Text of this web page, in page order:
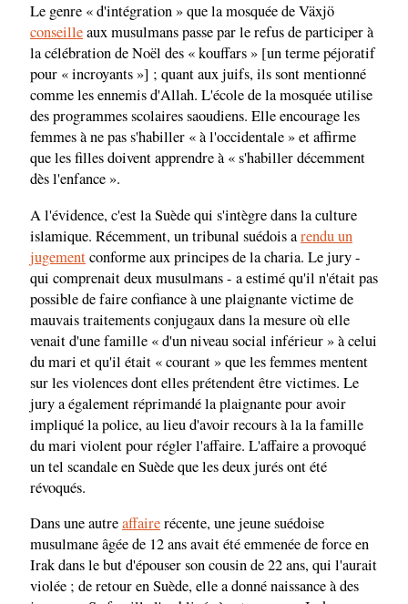
Le genre « d'intégration » que la mosquée de Växjö
conseilleaux musulmans passe par le refus de participer à
la célébration de Noël des « kouffars » [un terme péjoratif
pour « incroyants »] ; quant aux juifs, ils sont mentionné
comme les ennemis d'Allah. L'école de la mosquée utilise
des programmes scolaires saoudiens. Elle encourage les
femmes à ne pas s'habiller « à l'occidentale » et affirme
que les filles doivent apprendre à « s'habiller décemment
dès l'enfance ».
A l'évidence, c'est la Suède qui s'intègre dans la culture
islamique. Récemment, un tribunal suédois arendu un
jugementconforme aux principes de la charia. Le jury -
qui comprenait deux musulmans - a estimé qu'il n'était pas
possible de faire confiance à une plaignante victime de
mauvais traitements conjugaux dans la mesure où elle
venait d'une famille « d'un niveau social inférieur » à celui
du mari et qu'il était « courant » que les femmes mentent
sur les violences dont elles prétendent être victimes. Le
jury a également réprimandé la plaignante pour avoir
impliqué la police, au lieu d'avoir recours à la la famille
du mari violent pour régler l'affaire. L'affaire a provoqué
un tel scandale en Suède que les deux jurés ont été
révoqués.
Dans une autreaffairerécente, une jeune suédoise
musulmane âgée de 12 ans avait été emmenée de force en
Irak dans le but d'épouser son cousin de 22 ans, qui l'aurait
violée ; de retour en Suède, elle a donné naissance à des